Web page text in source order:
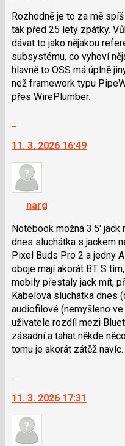
Rozhodně je to za mě
tak před 25 lety zpátky.
dávat to jako nějakou
subsystému, co vyhoví
hlavně to OSS má úplně
než framework typu
přes WirePlumber.
další
nový
názor.
lze
použít
i
klávesy
N
pro
následující
a
P
pro
předchozí
11. 3. 2026 16:49
narg
Notebook možná 3.5'
dnes sluchátka s jackem
Pixel Buds Pro 2 a jedny
oboje mají akorát BT. S
mobily přestaly jack mít,
Kabelová sluchátka dnes
audiofilové (nemyšleno
uživatele rozdíl mezi
zásadní a tahat někde
tomu je akorát zátěž navíc.
další
nový
názor.
11. 3. 2026 17:31